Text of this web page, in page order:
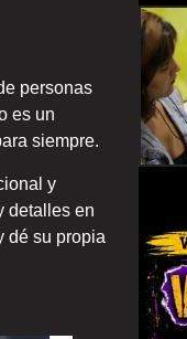
personas
es un
siempre.
y
detalles en
dé su propia